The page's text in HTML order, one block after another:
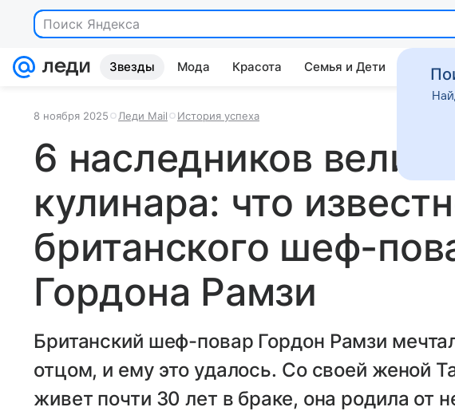
Поиск Яндекса
Звезды Мода Красота Семья и Дети Дом
8 ноября 2025 Леди Mail История успеха
6 наследников
кулинара: что
британского шеф-
Гордона Рамзи
Британский шеф-повар Гордон Рамзи
отцом, и ему это удалось. Со своей женой
живет почти 30 лет в браке, она родила от